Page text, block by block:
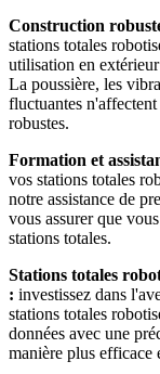
Construction
stations totales
utilisation en
La poussière, les
fluctuantes n'affectent
robustes.
Formation et
vos stations totales
notre assistance de
vous assurer que
stations totales.
Stations totales
: investissez dans
stations totales
données avec une
manière plus efficace